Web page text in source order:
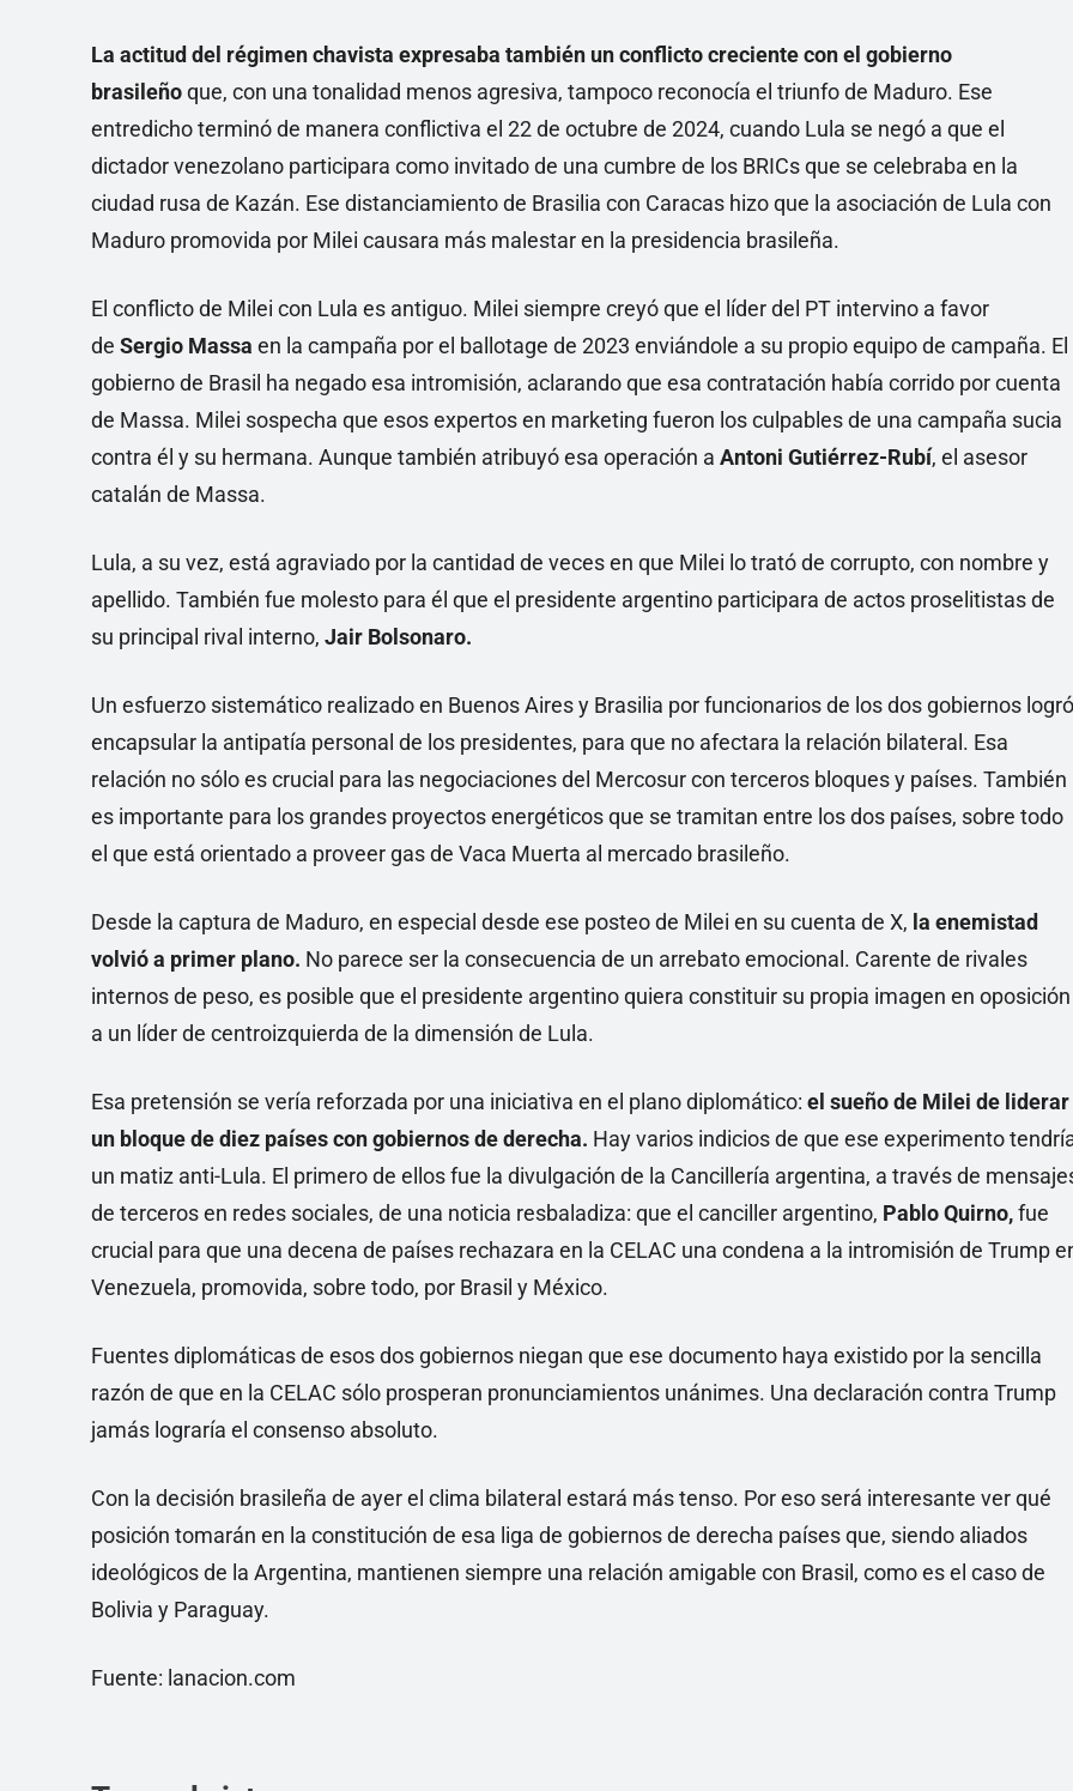
La actitud del régimen chavista expresaba también un conflicto creciente con el gobierno
brasileñoque, con una tonalidad menos agresiva, tampoco reconocía el triunfo de Maduro. Ese
entredicho terminó de manera conflictiva el 22 de octubre de 2024, cuando Lula se negó a que el
dictador venezolano participara como invitado de una cumbre de los BRICs que se celebraba en la
ciudad rusa de Kazán. Ese distanciamiento de Brasilia con Caracas hizo que la asociación de Lula con
Maduro promovida por Milei causara más malestar en la presidencia brasileña.
El conflicto de Milei con Lula es antiguo. Milei siempre creyó que el líder del PT intervino a favor
de Sergio Massa en la campaña por el ballotage de 2023 enviándole a su propio equipo de campaña. El
gobierno de Brasil ha negado esa intromisión, aclarando que esa contratación había corrido por cuenta
de Massa. Milei sospecha que esos expertos en marketing fueron los culpables de una campaña sucia
contra él y su hermana. Aunque también atribuyó esa operación a Antoni Gutiérrez-Rubí, el asesor
catalán de Massa.
Lula, a su vez, está agraviado por la cantidad de veces en que Milei lo trató de corrupto, con nombre y
apellido. También fue molesto para él que el presidente argentino participara de actos proselitistas de
su principal rival interno, Jair Bolsonaro.
Un esfuerzo sistemático realizado en Buenos Aires y Brasilia por funcionarios de los dos gobiernos logró
encapsular la antipatía personal de los presidentes, para que no afectara la relación bilateral. Esa
relación no sólo es crucial para las negociaciones del Mercosur con terceros bloques y países. También
es importante para los grandes proyectos energéticos que se tramitan entre los dos países, sobre todo
el que está orientado a proveer gas de Vaca Muerta al mercado brasileño.
Desde la captura de Maduro, en especial desde ese posteo de Milei en su cuenta de X, la enemistad
volvió a primer plano. No parece ser la consecuencia de un arrebato emocional. Carente de rivales
internos de peso, es posible que el presidente argentino quiera constituir su propia imagen en oposición
a un líder de centroizquierda de la dimensión de Lula.
Esa pretensión se vería reforzada por una iniciativa en el plano diplomático: el sueño de Milei de liderar
un bloque de diez países con gobiernos de derecha. Hay varios indicios de que ese experimento
un matiz anti-Lula. El primero de ellos fue la divulgación de la Cancillería argentina, a través de
de terceros en redes sociales, de una noticia resbaladiza: que el canciller argentino, Pablo Quirno,fue
crucial para que una decena de países rechazara en la CELAC una condena a la intromisión de Trump
Venezuela, promovida, sobre todo, por Brasil y México.
Fuentes diplomáticas de esos dos gobiernos niegan que ese documento haya existido por la sencilla
razón de que en la CELAC sólo prosperan pronunciamientos unánimes. Una declaración contra Trump
jamás lograría el consenso absoluto.
Con la decisión brasileña de ayer el clima bilateral estará más tenso. Por eso será interesante ver qué
posición tomarán en la constitución de esa liga de gobiernos de derecha países que, siendo aliados
ideológicos de la Argentina, mantienen siempre una relación amigable con Brasil, como es el caso de
Bolivia y Paraguay.
Fuente: lanacion.com